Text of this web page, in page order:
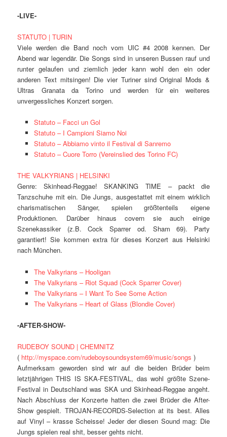
-LIVE-
STATUTO | TURIN
Viele werden die Band noch vom UIC #4 2008 kennen. Der
Abend war legendär. Die Songs sind in unseren Bussen rauf und
runter gelaufen und ziemlich jeder kann wohl den ein oder
anderen Text mitsingen! Die vier Turiner sind Original Mods &
Ultras Granata da Torino und werden für ein weiteres
unvergessliches Konzert sorgen.
Statuto – Facci un Gol
Statuto – I Campioni Siamo Noi
Statuto – Abbiamo vinto il Festival di Sanremo
Statuto – Cuore Torro (Vereinslied des Torino FC)
THE VALKYRIANS | HELSINKI
Genre: Skinhead-Reggae! SKANKING TIME – packt die
Tanzschuhe mit ein. Die Jungs, ausgestattet mit einem wirklich
charismatischen Sänger, spielen größtenteils eigene
Produktionen. Darüber hinaus covern sie auch einige
Szenekassiker (z.B. Cock Sparrer od. Sham 69). Party
garantiert! Sie kommen extra für dieses Konzert aus Helsinki
nach München.
The Valkyrians – Hooligan
The Valkyrians – Riot Squad (Cock Sparrer Cover)
The Valkyrians – I Want To See Some Action
The Valkyrians – Heart of Glass (Blondie Cover)
-AFTER-SHOW-
RUDEBOY SOUND | CHEMNITZ
( http://myspace.com/rudeboysoundsystem69/music/songs )
Aufmerksam geworden sind wir auf die beiden Brüder beim
letztjährigen THIS IS SKA-FESTIVAL, das wohl größte Szene-
Festival in Deutschland was SKA und Skinhead-Reggae angeht.
Nach Abschluss der Konzerte hatten die zwei Brüder die After-
Show gespielt. TROJAN-RECORDS-Selection at its best. Alles
auf Vinyl – krasse Scheisse! Jeder der diesen Sound mag: Die
Jungs spielen real shit, besser gehts nicht.